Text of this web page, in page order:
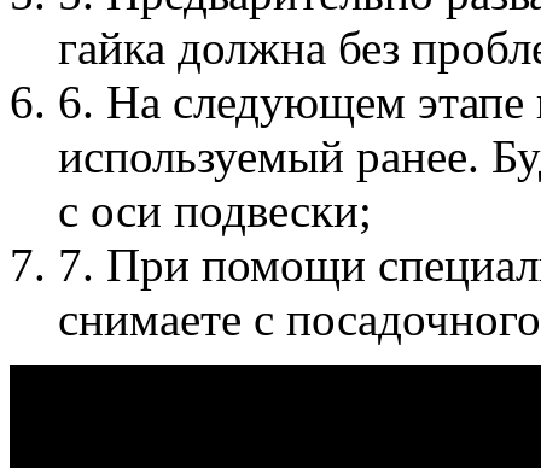
гайка должна без
6. На следующем этапе
используемый ранее.
с оси подвески;
7. При помощи
снимаете с